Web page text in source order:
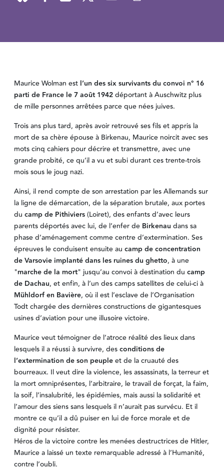
Maurice Wolman est l’un des six survivants du convoi n° 16
parti de France le 7 août 1942déportant à Auschwitz plus
de mille personnes arrêtées parce que nées juives.
Trois ans plus tard, après avoir retrouvé ses fils et appris la
mort de sa chère épouse à Birkenau, Maurice noircit avec ses
mots cinq cahiers pour décrire et transmettre, avec une
grande probité, ce qu’il a vu et subi durant ces trente-trois
mois sous le joug nazi.
Ainsi, il rend compte de son arrestation par les Allemands sur
la ligne de démarcation, de la séparation brutale, aux portes
du camp de Pithiviers(Loiret), des enfants d’avec leurs
parents déportés avec lui, de l’enfer de Birkenau dans sa
phase d’aménagement comme centre d’extermination. Ses
épreuves le conduisent ensuite au camp de concentration
de Varsovie implanté dans les ruines du ghetto, à une
"marche de la mort" jusqu’au convoi à destination du camp
de Dachau, et enfin, à l’un des camps satellites de celui-ci à
Mühldorf en Bavière, où il est l’esclave de l’Organisation
Todt chargée des dernières constructions de gigantesques
usines d’aviation pour une illusoire victoire.
Maurice veut témoigner de l’atroce réalité des lieux dans
lesquels il a réussi à survivre, desconditions de
l’extermination de son peupleet de la cruauté des
bourreaux. Il veut dire la violence, les assassinats, la terreur et
la mort omniprésentes, l’arbitraire, le travail de forçat, la faim,
la soif, l’insalubrité, les épidémies, mais aussi la solidarité et
l’amour des siens sans lesquels il n’aurait pas survécu. Et il
montre ce qu’il a dû puiser en lui de force morale et de
dignité pour résister.
Héros de la victoire contre les menées destructrices de Hitler,
Maurice a laissé un texte remarquable adressé à l’Humanité,
contre l’oubli.